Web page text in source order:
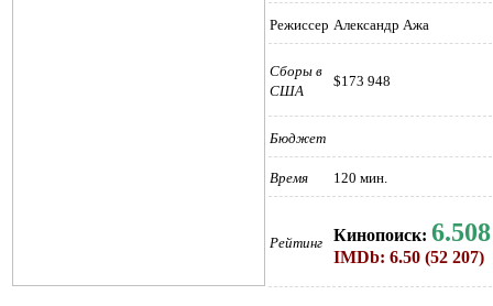
Режиссер Александр Ажа
Сборы в
США
$173 948
Бюджет
Время 120 мин.
Рейтинг Кинопоиск: 6.508
IMDb: 6.50 (52 207)